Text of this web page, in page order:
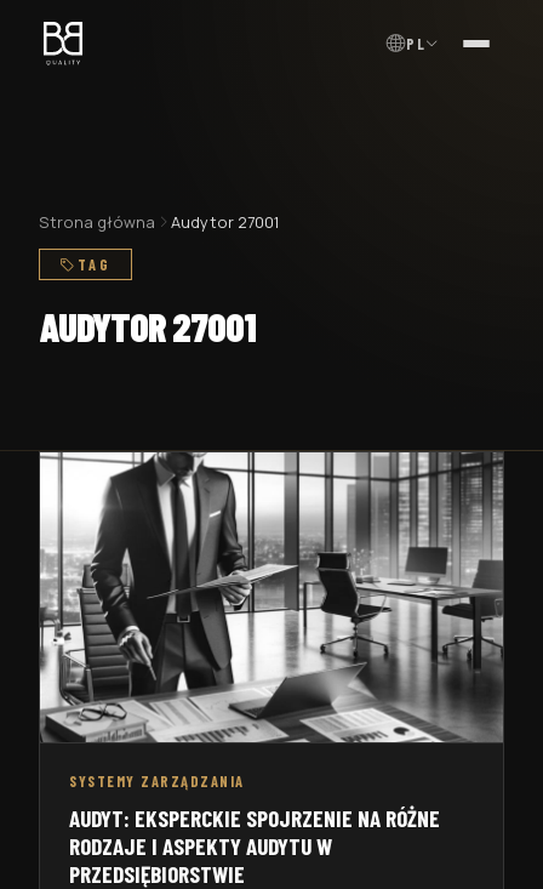
PL MENU
Strona główna Audytor 27001
TAG
AUDYTOR 27001
SYSTEMY ZARZĄDZANIA
AUDYT: EKSPERCKIE SPOJRZENIE NA RÓŻNE
RODZAJE I ASPEKTY AUDYTU W
PRZEDSIĘBIORSTWIE